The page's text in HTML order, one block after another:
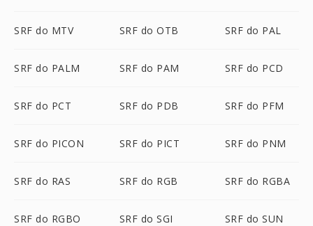
SRF do MTV SRF do OTB SRF do PAL
SRF do PALM SRF do PAM SRF do PCD
SRF do PCT SRF do PDB SRF do PFM
SRF do PICON SRF do PICT SRF do PNM
SRF do RAS SRF do RGB SRF do RGBA
SRF do RGBO SRF do SGI SRF do SUN